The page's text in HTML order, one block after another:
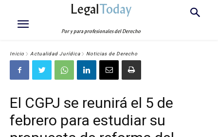
LegalToday
Por y para profesionales del Derecho
Inicio Actualidad Jurídica Noticias de Derecho
El CGPJ se reunirá el 5 de
febrero para estudiar su